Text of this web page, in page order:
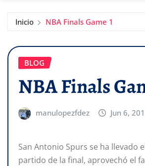
Inicio NBA Finals Game 1
BLOG
NBA Finals
manulopezfdez Jun 6,
San Antonio Spurs se ha llevado
partido de la final, aprovechó el